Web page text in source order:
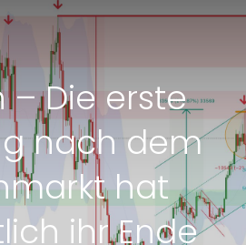
– Die erste
nach dem
hat
ihr Ende